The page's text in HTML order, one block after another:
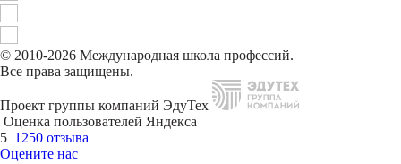
© 2010-2026 Международная школа профессий.
Все права защищены.
Проект группы компаний ЭдуТех
Оценка пользователей Яндекса
5 1250 отзыва
Оцените нас